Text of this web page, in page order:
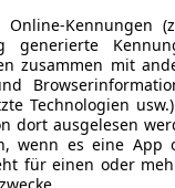
Kennungen
generierte
zusammen mit
Technologien
dort ausgelesen
wenn es eine App
für einen oder